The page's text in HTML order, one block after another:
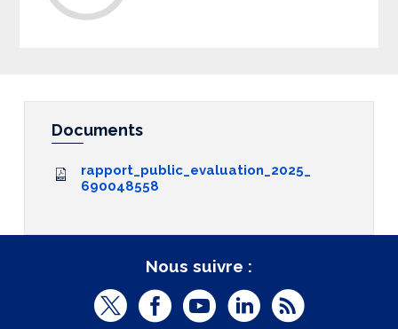
Documents
rapport_public_evaluation_2025_
690048558
Nous suivre :
T
F
Y
L
R